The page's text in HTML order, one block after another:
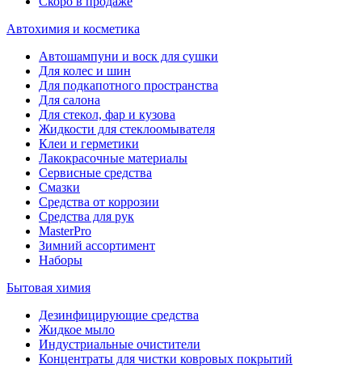
Автохимия и косметика
Автошампуни и воск для сушки
Для колес и шин
Для подкапотного пространства
Для салона
Для стекол, фар и кузова
Жидкости для стеклоомывателя
Клеи и герметики
Лакокрасочные материалы
Сервисные средства
Смазки
Средства от коррозии
Средства для рук
MasterPro
Зимний ассортимент
Наборы
Бытовая химия
Дезинфицирующие средства
Жидкое мыло
Индустриальные очистители
Концентраты для чистки ковровых покрытий